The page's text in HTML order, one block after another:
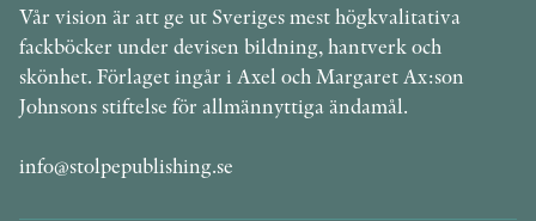
Vår vision är att ge ut Sveriges mest högkvalitativa
fackböcker under devisen bildning, hantverk och
skönhet. Förlaget ingår i Axel och Margaret Ax:son
Johnsons stiftelse för allmännyttiga ändamål.
info@stolpepublishing.se